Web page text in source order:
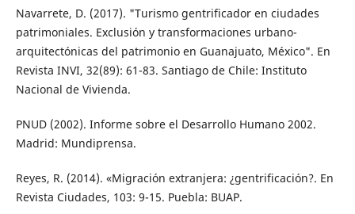
Navarrete, D. (2017). "Turismo gentrificador en ciudades
patrimoniales. Exclusión y trans­formaciones urbano-
arquitectónicas del patrimonio en Guanajuato, México". En
Re­vista INVI, 32(89): 61-83. Santiago de Chile: Instituto
Nacional de Vivienda.
PNUD (2002). Informe sobre el Desarrollo Hu­mano 2002.
Madrid: Mundiprensa.
Reyes, R. (2014). «Migración extranjera: ¿gentrificación?. En
Revista Ciudades, 103: 9-15. Puebla: BUAP.